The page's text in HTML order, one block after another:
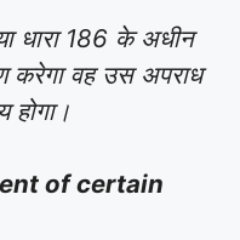
धारा 186 के अधीन
करेगा वह उस अपराध
होगा।
of certain